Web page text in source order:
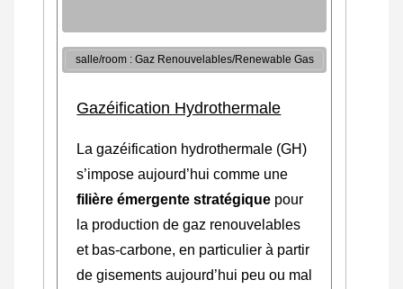
salle/room : Gaz Renouvelables/Renewable Gas
Gazéification Hydrothermale
La gazéification hydrothermale (GH)
s’impose aujourd’hui comme une
filière émergente stratégique pour
la production de gaz renouvelables
et bas-carbone, en particulier à partir
de gisements aujourd’hui peu ou mal